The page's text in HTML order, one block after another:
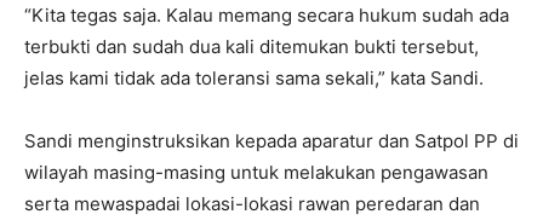
“Kita tegas saja. Kalau memang secara hukum sudah ada
terbukti dan sudah dua kali ditemukan bukti tersebut,
jelas kami tidak ada toleransi sama sekali,” kata Sandi.
Sandi menginstruksikan kepada aparatur dan Satpol PP di
wilayah masing-masing untuk melakukan pengawasan
serta mewaspadai lokasi-lokasi rawan peredaran dan